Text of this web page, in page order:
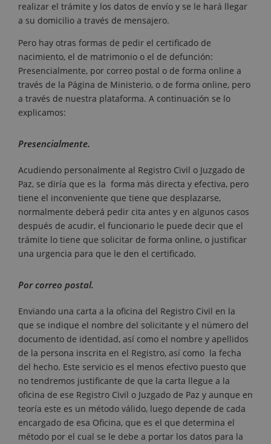
realizar el trámite y los datos de envío y se le hará llegar
a su domicilio a través de mensajero.
Pero hay otras formas de pedir el certificado de
nacimiento, el de matrimonio o el de defunción:
Presencialmente, por correo postal o de forma online a
través de la Página de Ministerio, o de forma online, pero
a través de nuestra plataforma. A continuación se lo
explicamos:
Presencialmente.
Acudiendo personalmente al Registro Civil o Juzgado de
Paz, se diría que es la forma más directa y efectiva, pero
tiene el inconveniente que tiene que desplazarse,
normalmente deberá pedir cita antes y en algunos casos
después de acudir, el funcionario le puede decir que el
trámite lo tiene que solicitar de forma online, o justificar
una urgencia para que le den el certificado.
Por correo postal.
Enviando una carta a la oficina del Registro Civil en la
que se indique el nombre del solicitante y el número del
documento de identidad, así como el nombre y apellidos
de la persona inscrita en el Registro, así como la fecha
del hecho. Este servicio es el menos efectivo puesto que
no tendremos justificante de que la carta llegue a la
oficina de ese Registro Civil o Juzgado de Paz y aunque en
teoría este es un método válido, luego depende de cada
encargado de esa Oficina, que es el que determina el
método por el cual se le debe a portar los datos para la